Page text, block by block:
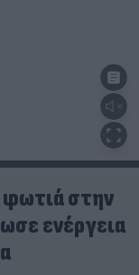
φωτιά στην
ενέργεια